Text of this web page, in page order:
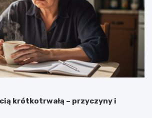
krótkotrwałą – przyczyny i